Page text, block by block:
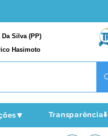
Silva (PP)
Hasimoto
Transparência⬇️